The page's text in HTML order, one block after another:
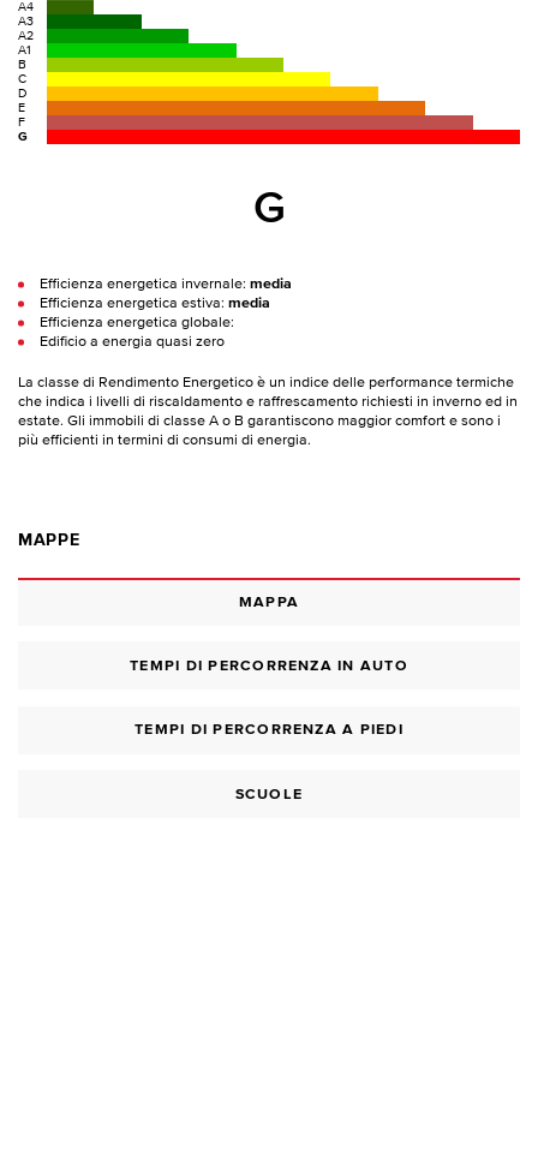
A4
A3
A2
A1
B
C
D
E
F
G
G
Efficienza energetica invernale: media
Efficienza energetica estiva: media
Efficienza energetica globale:
Edificio a energia quasi zero
La classe di Rendimento Energetico è un indice delle performance termiche
che indica i livelli di riscaldamento e raffrescamento richiesti in inverno ed in
estate. Gli immobili di classe A o B garantiscono maggior comfort e sono i
più efficienti in termini di consumi di energia.
MAPPE
MAPPA
TEMPI DI PERCORRENZA IN AUTO
TEMPI DI PERCORRENZA A PIEDI
SCUOLE